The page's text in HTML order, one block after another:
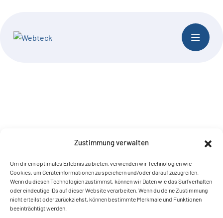
Zustimmung verwalten
Um dir ein optimales Erlebnis zu bieten, verwenden wir Technologien wie
Cookies, um Geräteinformationen zu speichern und/oder darauf zuzugreifen.
Wenn du diesen Technologien zustimmst, können wir Daten wie das Surfverhalten
oder eindeutige IDs auf dieser Website verarbeiten. Wenn du deine Zustimmung
nicht erteilst oder zurückziehst, können bestimmte Merkmale und Funktionen
beeinträchtigt werden.